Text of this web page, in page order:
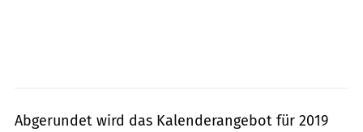
Abgerundet wird das Kalenderangebot für 2019